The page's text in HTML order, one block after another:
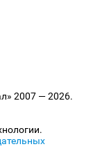
2007 — 2026.